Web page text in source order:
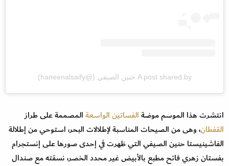
A post shared by حنين الصيفي (@haneenalsaify)
انتشرت هذا الموسم موضةالفساتين الواسعةالمصممة على طراز
القفطان، وهى من الصيحات المناسبة لإطلالات البحر، استوحي من إطلالة
الفاشينيستا حنين الصيفي التي ظهرت في إحدى صورها على إنستجرام
بفستان زهري فاتح مطبع بالأبيض غير محدد الخصر، نسقته مع صندال